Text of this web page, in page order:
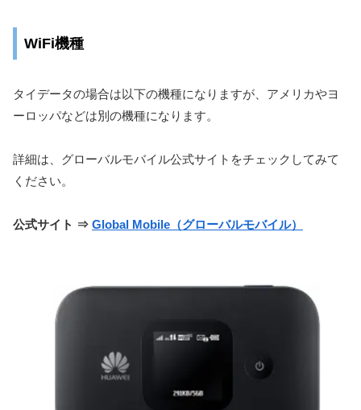
WiFi機種
タイデータの場合は以下の機種になりますが、アメリカやヨ
ーロッパなどは別の機種になります。
詳細は、グローバルモバイル公式サイトをチェックしてみて
ください。
公式サイト ⇒ Global Mobile（グローバルモバイル）